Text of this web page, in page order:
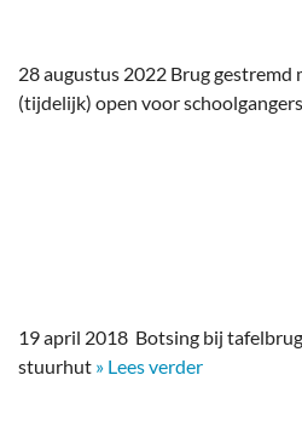
28 augustus 2022 Brug gestremd
(tijdelijk) open voor schoolgangers
19 april 2018 Botsing bij
stuurhut » Lees verder